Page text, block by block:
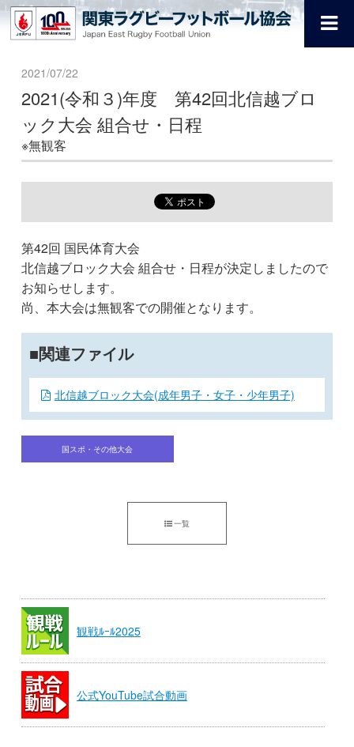
2021/07/22
2021(令和３)年度 第42回北信越ブロ
ック大会 組合せ・日程
※無観客
第42回 国民体育大会
北信越ブロック大会 組合せ・日程が決定しましたので
お知らせします。
尚、本大会は無観客での開催となります。
関連ファイル
北信越ブロック大会(成年男子・女子・少年男子)
国スポ・その他大会
一覧
観戦ﾙｰﾙ2025
公式YouTube試合動画